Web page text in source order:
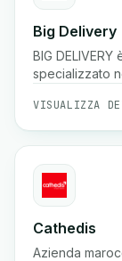
Big Delivery
BIG
specializzato
VISUALIZZA
Cathedis
Azienda